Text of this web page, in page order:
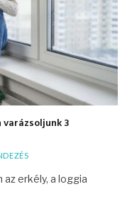
3
az erkély, a loggia